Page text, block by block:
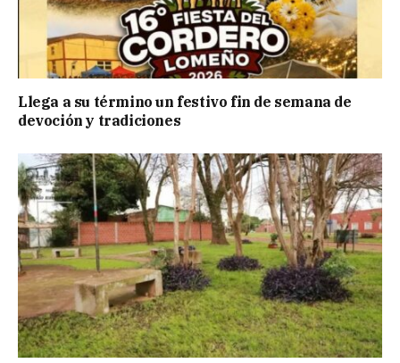
Llega a su término un festivo fin de semana de
devoción y tradiciones